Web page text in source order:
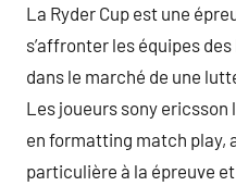
La Ryder Cup est une
s’affronter les équipes
dans le marché de une
Les joueurs sony
en formatting match play,
particulière à la épreuve